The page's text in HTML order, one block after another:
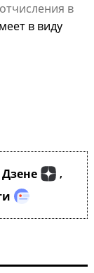
в
в виду
Дзене ,